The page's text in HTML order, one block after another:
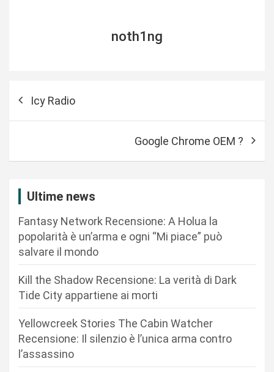
noth1ng
Icy Radio
Google Chrome OEM ?
Ultime news
Fantasy Network Recensione: A Holua la
popolarità è un’arma e ogni “Mi piace” può
salvare il mondo
Kill the Shadow Recensione: La verità di Dark
Tide City appartiene ai morti
Yellowcreek Stories The Cabin Watcher
Recensione: Il silenzio è l’unica arma contro
l’assassino